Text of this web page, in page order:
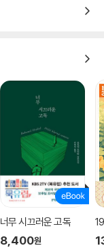
너무 시끄러운 고독
8,400원